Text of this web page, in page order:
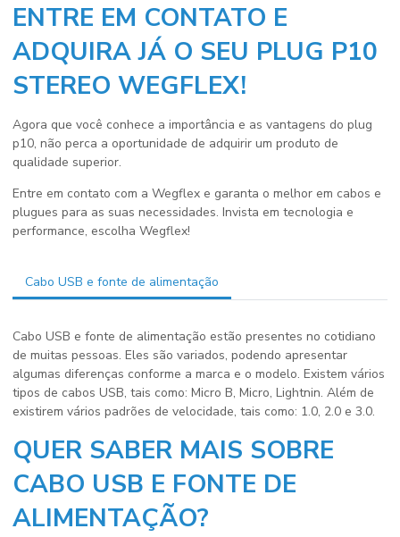
ENTRE EM CONTATO E
ADQUIRA JÁ O SEU PLUG P10
STEREO WEGFLEX!
Agora que você conhece a importância e as vantagens do plug
p10, não perca a oportunidade de adquirir um produto de
qualidade superior.
Entre em contato com a Wegflex e garanta o melhor em cabos e
plugues para as suas necessidades. Invista em tecnologia e
performance, escolha Wegflex!
Cabo USB e fonte de alimentação
Cabo USB e fonte de alimentação estão presentes no cotidiano
de muitas pessoas. Eles são variados, podendo apresentar
algumas diferenças conforme a marca e o modelo. Existem vários
tipos de cabos USB, tais como: Micro B, Micro, Lightnin. Além de
existirem vários padrões de velocidade, tais como: 1.0, 2.0 e 3.0.
QUER SABER MAIS SOBRE
CABO USB E FONTE DE
ALIMENTAÇÃO?